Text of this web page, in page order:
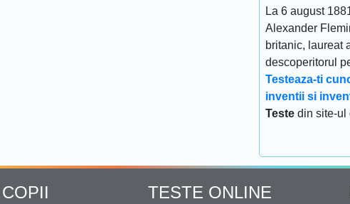
La 6 august
Alexander
britanic, laureat
descoperitorul
Testeaza-ti
inventii si
Teste din site-ul
TESTE ONLINE